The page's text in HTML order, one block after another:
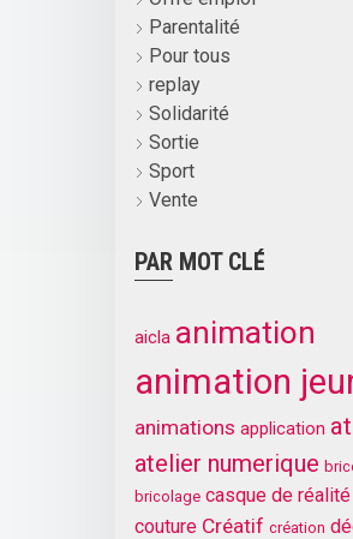
Parentalité
Pour tous
replay
Solidarité
Sortie
Sport
Vente
PAR MOT CLÉ
aicla animation
animation
animations application
atelier numerique
bricolage casque de
couture Créatif création